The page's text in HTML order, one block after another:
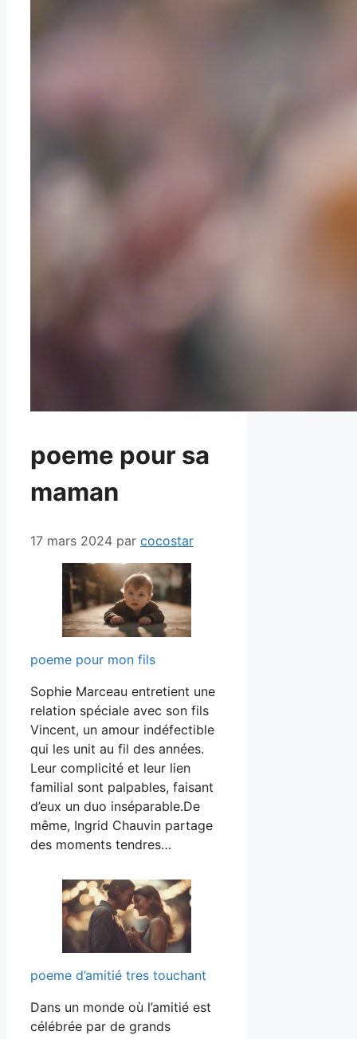
poeme pour sa
maman
17 mars 2024 par cocostar
poeme pour mon fils
Sophie Marceau entretient une
relation spéciale avec son fils
Vincent, un amour indéfectible
qui les unit au fil des années.
Leur complicité et leur lien
familial sont palpables, faisant
d’eux un duo inséparable.De
même, Ingrid Chauvin partage
des moments tendres…
poeme d’amitié tres touchant
Dans un monde où l’amitié est
célébrée par de grands